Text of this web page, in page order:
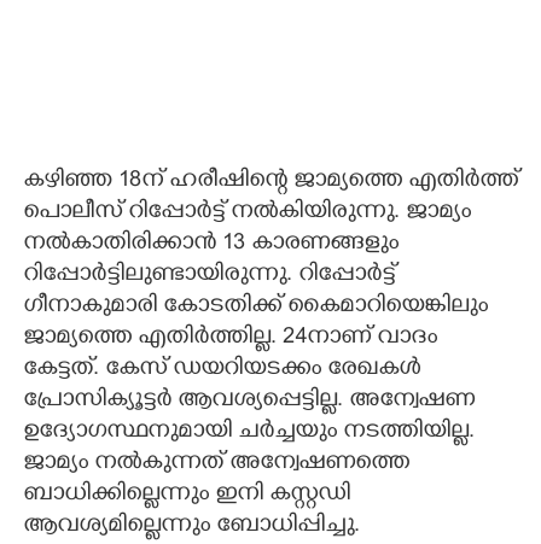
കഴിഞ്ഞ 18ന് ഹരീഷിന്റെ ജാമ്യത്തെ എതിർത്ത്
പൊലീസ് റിപ്പോർട്ട് നൽകിയിരുന്നു. ജാമ്യം
നൽകാതിരിക്കാൻ 13 കാരണങ്ങളും
റിപ്പോർട്ടിലുണ്ടായിരുന്നു. റിപ്പോർട്ട്
ഗീനാകുമാരി കോടതിക്ക് കൈമാറിയെങ്കിലും
ജാമ്യത്തെ എതിർത്തില്ല. 24നാണ് വാദം
കേട്ടത്. കേസ് ഡയറിയടക്കം രേഖകൾ
പ്രോസിക്യൂട്ടർ ആവശ്യപ്പെട്ടില്ല. അന്വേഷണ
ഉദ്യോഗസ്ഥനുമായി ചർച്ചയും നടത്തിയില്ല.
ജാമ്യം നൽകുന്നത് അന്വേഷണത്തെ
ബാധിക്കില്ലെന്നും ഇനി കസ്റ്റഡി
ആവശ്യമില്ലെന്നും ബോധിപ്പിച്ചു.